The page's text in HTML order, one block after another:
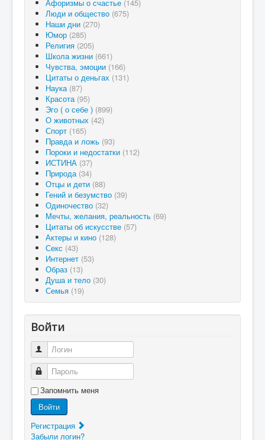
Афоризмы о счастье (145)
Люди и общество (675)
Наши дни (270)
Юмор (285)
Религия (205)
Школа жизни (661)
Чувства, эмоции (166)
Цитаты о деньгах (131)
Наука (87)
Красота (95)
Эго ( о себе ) (899)
О животных (42)
Спорт (165)
Правда и ложь (93)
Пороки и недостатки (112)
ИСТИНА (37)
Природа (34)
Отцы и дети (88)
Гений и безумство (39)
Одиночество (32)
Мечты, желания, реальность (69)
Цитаты об искусстве (57)
Актеры и кино (128)
Секс (43)
Интернет (53)
Образ (13)
Душа и тело (30)
Семья (19)
Войти
Логин
Пароль
Запомнить меня
Войти
Регистрация
Забыли логин?